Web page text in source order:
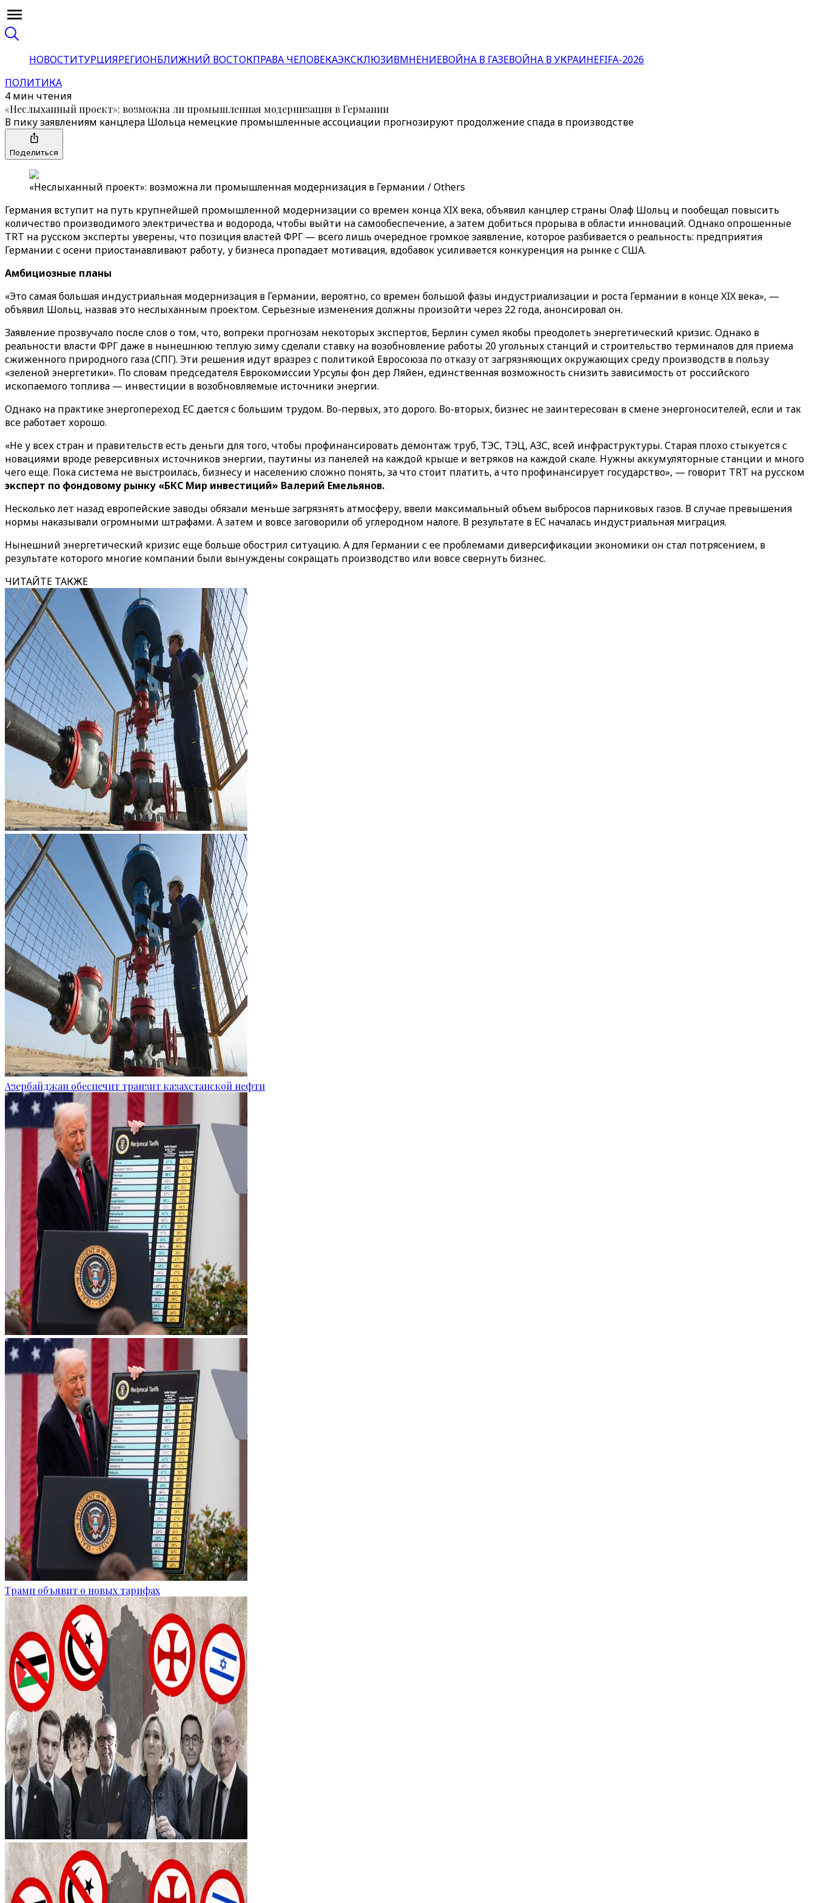
НОВОСТИТУРЦИЯРЕГИОНБЛИЖНИЙ ВОСТОКПРАВА ЧЕЛОВЕКАЭКСКЛЮЗИВМНЕНИЕВОЙНА В ГАЗЕВОЙНА В УКРАИНЕFIFA-2026
ПОЛИТИКА
4 мин чтения
«Неслыханный проект»: возможна ли промышленная модернизация в Германии
В пику заявлениям канцлера Шольца немецкие промышленные ассоциации прогнозируют продолжение спада в производстве
Поделиться
«Неслыханный проект»: возможна ли промышленная модернизация в Германии / Others
Германия вступит на путь крупнейшей промышленной модернизации со времен конца XIX века, объявил канцлер страны Олаф Шольц и пообещал повысить
количество производимого электричества и водорода, чтобы выйти на самообеспечение, а затем добиться прорыва в области инноваций. Однако опрошенные
TRT на русском эксперты уверены, что позиция властей ФРГ — всего лишь очередное громкое заявление, которое разбивается о реальность: предприятия
Германии с осени приостанавливают работу, у бизнеса пропадает мотивация, вдобавок усиливается конкуренция на рынке с США.
Амбициозные планы
«Это самая большая индустриальная модернизация в Германии, вероятно, со времен большой фазы индустриализации и роста Германии в конце XIX века», —
объявил Шольц, назвав это неслыханным проектом. Серьезные изменения должны произойти через 22 года, анонсировал он.
Заявление прозвучало после слов о том, что, вопреки прогнозам некоторых экспертов, Берлин сумел якобы преодолеть энергетический кризис. Однако в
реальности власти ФРГ даже в нынешнюю теплую зиму сделали ставку на возобновление работы 20 угольных станций и строительство терминалов для приема
сжиженного природного газа (СПГ). Эти решения идут вразрез с политикой Евросоюза по отказу от загрязняющих окружающих среду производств в пользу
«зеленой энергетики». По словам председателя Еврокомиссии Урсулы фон дер Ляйен, единственная возможность снизить зависимость от российского
ископаемого топлива — инвестиции в возобновляемые источники энергии.
Однако на практике энергопереход ЕС дается с большим трудом. Во-первых, это дорого. Во-вторых, бизнес не заинтересован в смене энергоносителей, если и так
все работает хорошо.
«Не у всех стран и правительств есть деньги для того, чтобы профинансировать демонтаж труб, ТЭС, ТЭЦ, АЗС, всей инфраструктуры. Старая плохо стыкуется с
новациями вроде реверсивных источников энергии, паутины из панелей на каждой крыше и ветряков на каждой скале. Нужны аккумуляторные станции и много
чего еще. Пока система не выстроилась, бизнесу и населению сложно понять, за что стоит платить, а что профинансирует государство», — говорит TRT на русском
эксперт по фондовому рынку «БКС Мир инвестиций» Валерий Емельянов.
Несколько лет назад европейские заводы обязали меньше загрязнять атмосферу, ввели максимальный объем выбросов парниковых газов. В случае превышения
нормы наказывали огромными штрафами. А затем и вовсе заговорили об углеродном налоге. В результате в ЕС началась индустриальная миграция.
Нынешний энергетический кризис еще больше обострил ситуацию. А для Германии с ее проблемами диверсификации экономики он стал потрясением, в
результате которого многие компании были вынуждены сокращать производство или вовсе свернуть бизнес.
ЧИТАЙТЕ ТАКЖЕ
Азербайджан обеспечит транзит казахстанской нефти
Трамп объявит о новых тарифах